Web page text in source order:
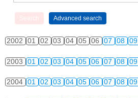
2002 01 02 03 04 05 06 07 08 09
2003 01 02 03 04 05 06 07 08 09
2004 01 02 03 04 05 06 07 08 09